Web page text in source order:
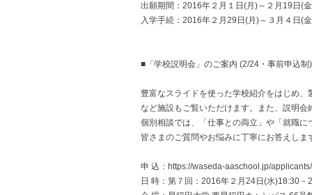
出願期間：2016年２月１日(月)～２月19日(
入学手続：2016年２月29日(月)～３月４日(
■「学校説明会」のご案内 (2/24・事前申込制)
豊富なスライドを使った学校紹介をはじめ、
など施設もご覧いただけます。また、説明会
個別相談では、「仕事との両立」や「就職に
皆さまのご質問やお悩みに丁寧にお答えしま
申 込：https://waseda-aaschool.jp/
日 時：第７回：2016年２月24日(水)18:30－